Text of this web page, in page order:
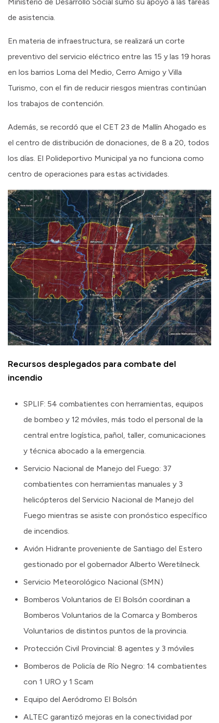
de asistencia.
En materia de infraestructura, se realizará un corte
preventivo del servicio eléctrico entre las 15 y las 19 horas
en los barrios Loma del Medio, Cerro Amigo y Villa
Turismo, con el fin de reducir riesgos mientras continúan
los trabajos de contención.
Además, se recordó que el CET 23 de Mallín Ahogado es
el centro de distribución de donaciones, de 8 a 20, todos
los días. El Polideportivo Municipal ya no funciona como
centro de operaciones para estas actividades.
Recursos desplegados para combate del
incendio
SPLIF: 54 combatientes con herramientas, equipos
de bombeo y 12 móviles, más todo el personal de la
central entre logística, pañol, taller, comunicaciones
y técnica abocado a la emergencia.
Servicio Nacional de Manejo del Fuego: 37
combatientes con herramientas manuales y 3
helicópteros del Servicio Nacional de Manejo del
Fuego mientras se asiste con pronóstico específico
de incendios.
Avión Hidrante proveniente de Santiago del Estero
gestionado por el gobernador Alberto Weretilneck.
Servicio Meteorológico Nacional (SMN)
Bomberos Voluntarios de El Bolsón coordinan a
Bomberos Voluntarios de la Comarca y Bomberos
Voluntarios de distintos puntos de la provincia.
Protección Civil Provincial: 8 agentes y 3 móviles
Bomberos de Policía de Río Negro: 14 combatientes
con 1 URO y 1 Scam
Equipo del Aeródromo El Bolsón
ALTEC garantizó mejoras en la conectividad por